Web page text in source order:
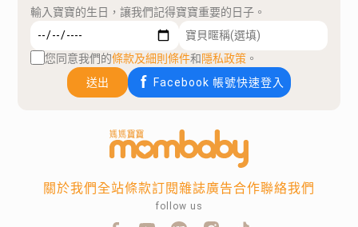
輸入寶寶的生日，讓我們記得寶寶重要的日子。
您同意我們的條款及細則條件和隱私政策 。
送出
Facebook 帳號快速登入
關於我們全站條款訂閱雜誌廣告合作聯絡我們
follow us